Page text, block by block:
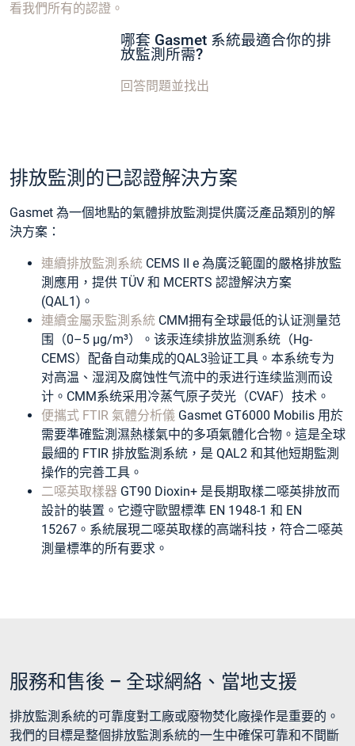
看我們所有的認證。
哪套 Gasmet 系統最適合你的排
放監測所需?
回答問題並找出
排放監測的已認證解決方案
Gasmet 為一個地點的氣體排放監測提供廣泛產品類別的解
決方案：
連續排放監測系統 CEMS II e 為廣泛範圍的嚴格排放監
測應用，提供 TÜV 和 MCERTS 認證解決方案
(QAL1)。
連續金屬汞監測系統 CMM拥有全球最低的认证测量范
围（0–5 µg/m³）。该汞连续排放监测系统（Hg-
CEMS）配备自动集成的QAL3验证工具。本系统专为
对高温、湿润及腐蚀性气流中的汞进行连续监测而设
计。CMM系统采用冷蒸气原子荧光（CVAF）技术。
便攜式 FTIR 氣體分析儀 Gasmet GT6000 Mobilis 用於
需要準確監測濕熱樣氣中的多項氣體化合物。這是全球
最細的 FTIR 排放監測系統，是 QAL2 和其他短期監測
操作的完善工具。
二噁英取樣器 GT90 Dioxin+ 是長期取樣二噁英排放而
設計的裝置。它遵守歐盟標準 EN 1948-1 和 EN
15267。系統展現二噁英取樣的高端科技，符合二噁英
測量標準的所有要求。
服務和售後 – 全球網絡、當地支援
排放監測系統的可靠度對工廠或廢物焚化廠操作是重要的。
我們的目標是整個排放監測系統的一生中確保可靠和不間斷